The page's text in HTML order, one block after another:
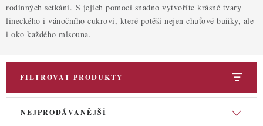
DO KUCHYNĚ
ZDRAVÉ PEČENÍ
DÁRKOVÉ POUKAZY
rodinných setkání. S jejich pomocí snadno vytvoříte krásné tvary
lineckého i vánočního cukroví, které potěší nejen chuťové buňky, ale
i oko každého mlsouna.
FILTROVAT PRODUKTY
V
Ř NEJPRODÁVANĚJŠÍ